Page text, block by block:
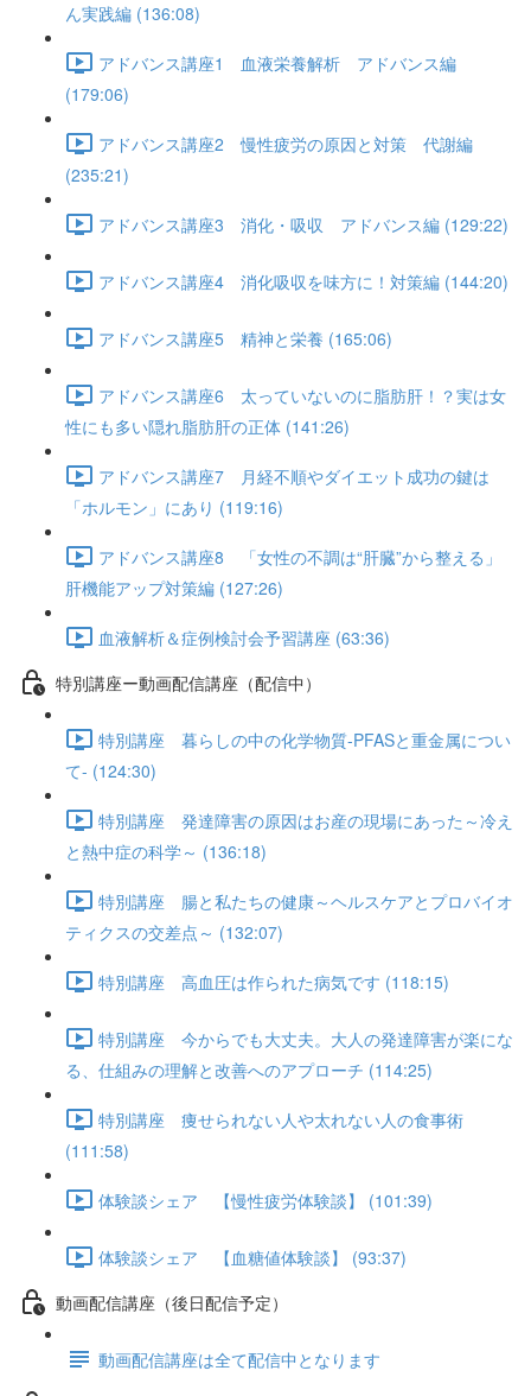
ん実践編 (136:08)
アドバンス講座1 血液栄養解析 アドバンス編
(179:06)
アドバンス講座2 慢性疲労の原因と対策 代謝編
(235:21)
アドバンス講座3 消化・吸収 アドバンス編 (129:22)
アドバンス講座4 消化吸収を味方に！対策編 (144:20)
アドバンス講座5 精神と栄養 (165:06)
アドバンス講座6 太っていないのに脂肪肝！？実は女
性にも多い隠れ脂肪肝の正体 (141:26)
アドバンス講座7 月経不順やダイエット成功の鍵は
「ホルモン」にあり (119:16)
アドバンス講座8 「女性の不調は“肝臓”から整える」
肝機能アップ対策編 (127:26)
血液解析＆症例検討会予習講座 (63:36)
特別講座ー動画配信講座（配信中）
特別講座 暮らしの中の化学物質-PFASと重金属につい
て- (124:30)
特別講座 発達障害の原因はお産の現場にあった～冷え
と熱中症の科学～ (136:18)
特別講座 腸と私たちの健康～ヘルスケアとプロバイオ
ティクスの交差点～ (132:07)
特別講座 高血圧は作られた病気です (118:15)
特別講座 今からでも大丈夫。大人の発達障害が楽にな
る、仕組みの理解と改善へのアプローチ (114:25)
特別講座 痩せられない人や太れない人の食事術
(111:58)
体験談シェア 【慢性疲労体験談】 (101:39)
体験談シェア 【血糖値体験談】 (93:37)
動画配信講座（後日配信予定）
動画配信講座は全て配信中となります